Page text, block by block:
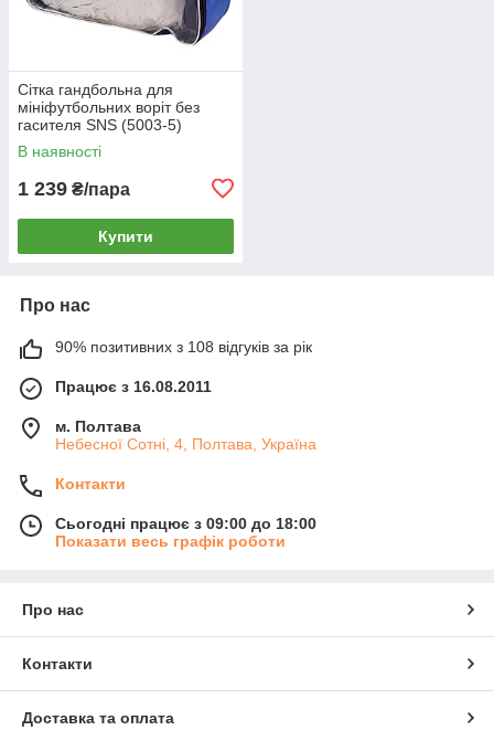
Сітка гандбольна для
мініфутбольних воріт без
гасителя SNS (5003-5)
В наявності
1 239 ₴/пара
Купити
Про нас
90% позитивних з 108 відгуків за рік
Працює з 16.08.2011
м. Полтава
Небесної Сотні, 4, Полтава, Україна
Контакти
Сьогодні працює з 09:00 до 18:00
Показати весь графік роботи
Про нас
Контакти
Доставка та оплата